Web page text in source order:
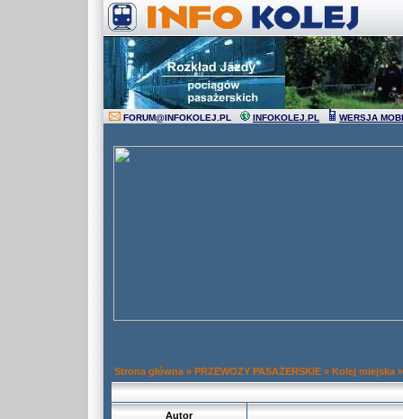
FORUM@INFOKOLEJ.PL INFOKOLEJ.PL WERSJA
Strona główna » PRZEWOZY PASAŻERSKIE » Kolej miejska
Autor